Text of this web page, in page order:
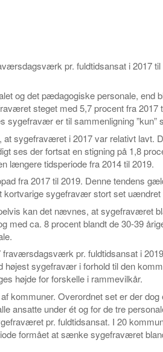
pr. fuldtidsansat i 2017
og det pædagogiske personale, end
steget med 5,7 procent fra
er til sammenligning ”kun”
sygefraværet i 2017 var relativt lavt.
ses der fortsat en stigning på 1,8
længere tidsperiode fra 2014 til 2019.
fra 2017 til 2019. Denne tendens
kortvarige sygefravær stort set uændret
kan det nævnes, at sygefraværet
med ca. 8 procent blandt de 30-39
pr. fuldtidsansat i
sygefravær i forhold til den
højde for forskelle i rammevilkår.
Overordnet set er der dog
ansatte under ét og for de tre
pr. fuldtidsansat. I 20
formået at sænke sygefraværet